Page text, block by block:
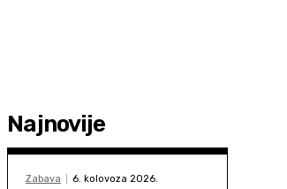
Najnovije
Zabava 6. kolovoza 2026.